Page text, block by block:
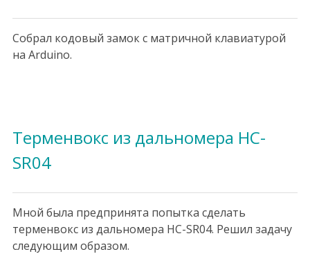
Собрал кодовый замок с матричной клавиатурой
на Arduino.
Терменвокс из дальномера HC-
SR04
Мной была предпринята попытка сделать
терменвокс из дальномера HC-SR04. Решил задачу
следующим образом.